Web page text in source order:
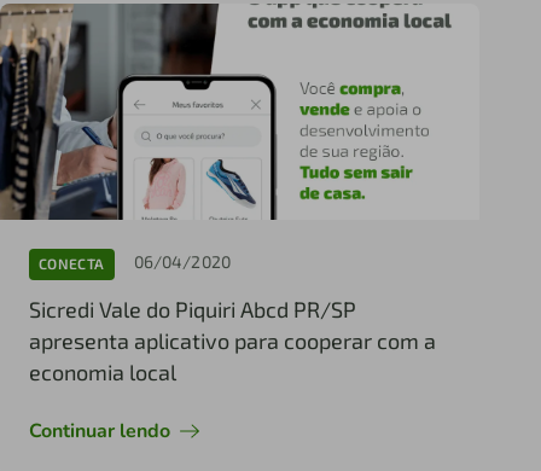
CONECTA 06/04/2020
Sicredi Vale do Piquiri Abcd PR/SP
apresenta aplicativo para cooperar com a
economia local
Continuar lendo